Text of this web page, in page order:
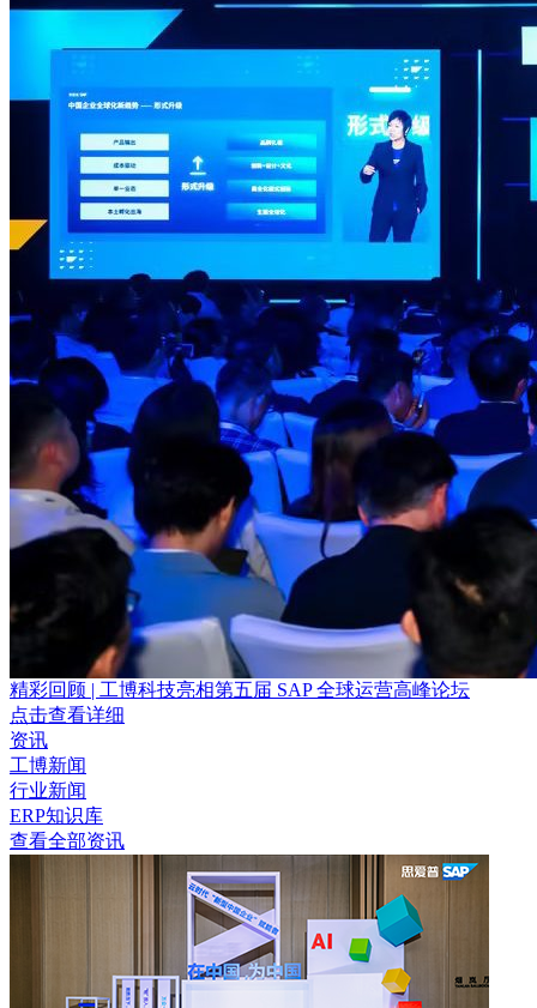
精彩回顾 | 工博科技亮相第五届 SAP 全球运营高峰论坛
点击查看详细
资讯
工博新闻
行业新闻
ERP知识库
查看全部资讯